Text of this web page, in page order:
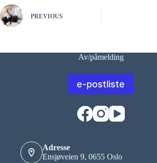
PREVIOUS
Av/påmelding
e-postliste
Adresse
Ensjøveien 9, 0655 Oslo